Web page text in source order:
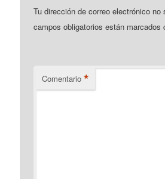
Tu dirección de correo electrónico no
campos obligatorios están
Comentario *